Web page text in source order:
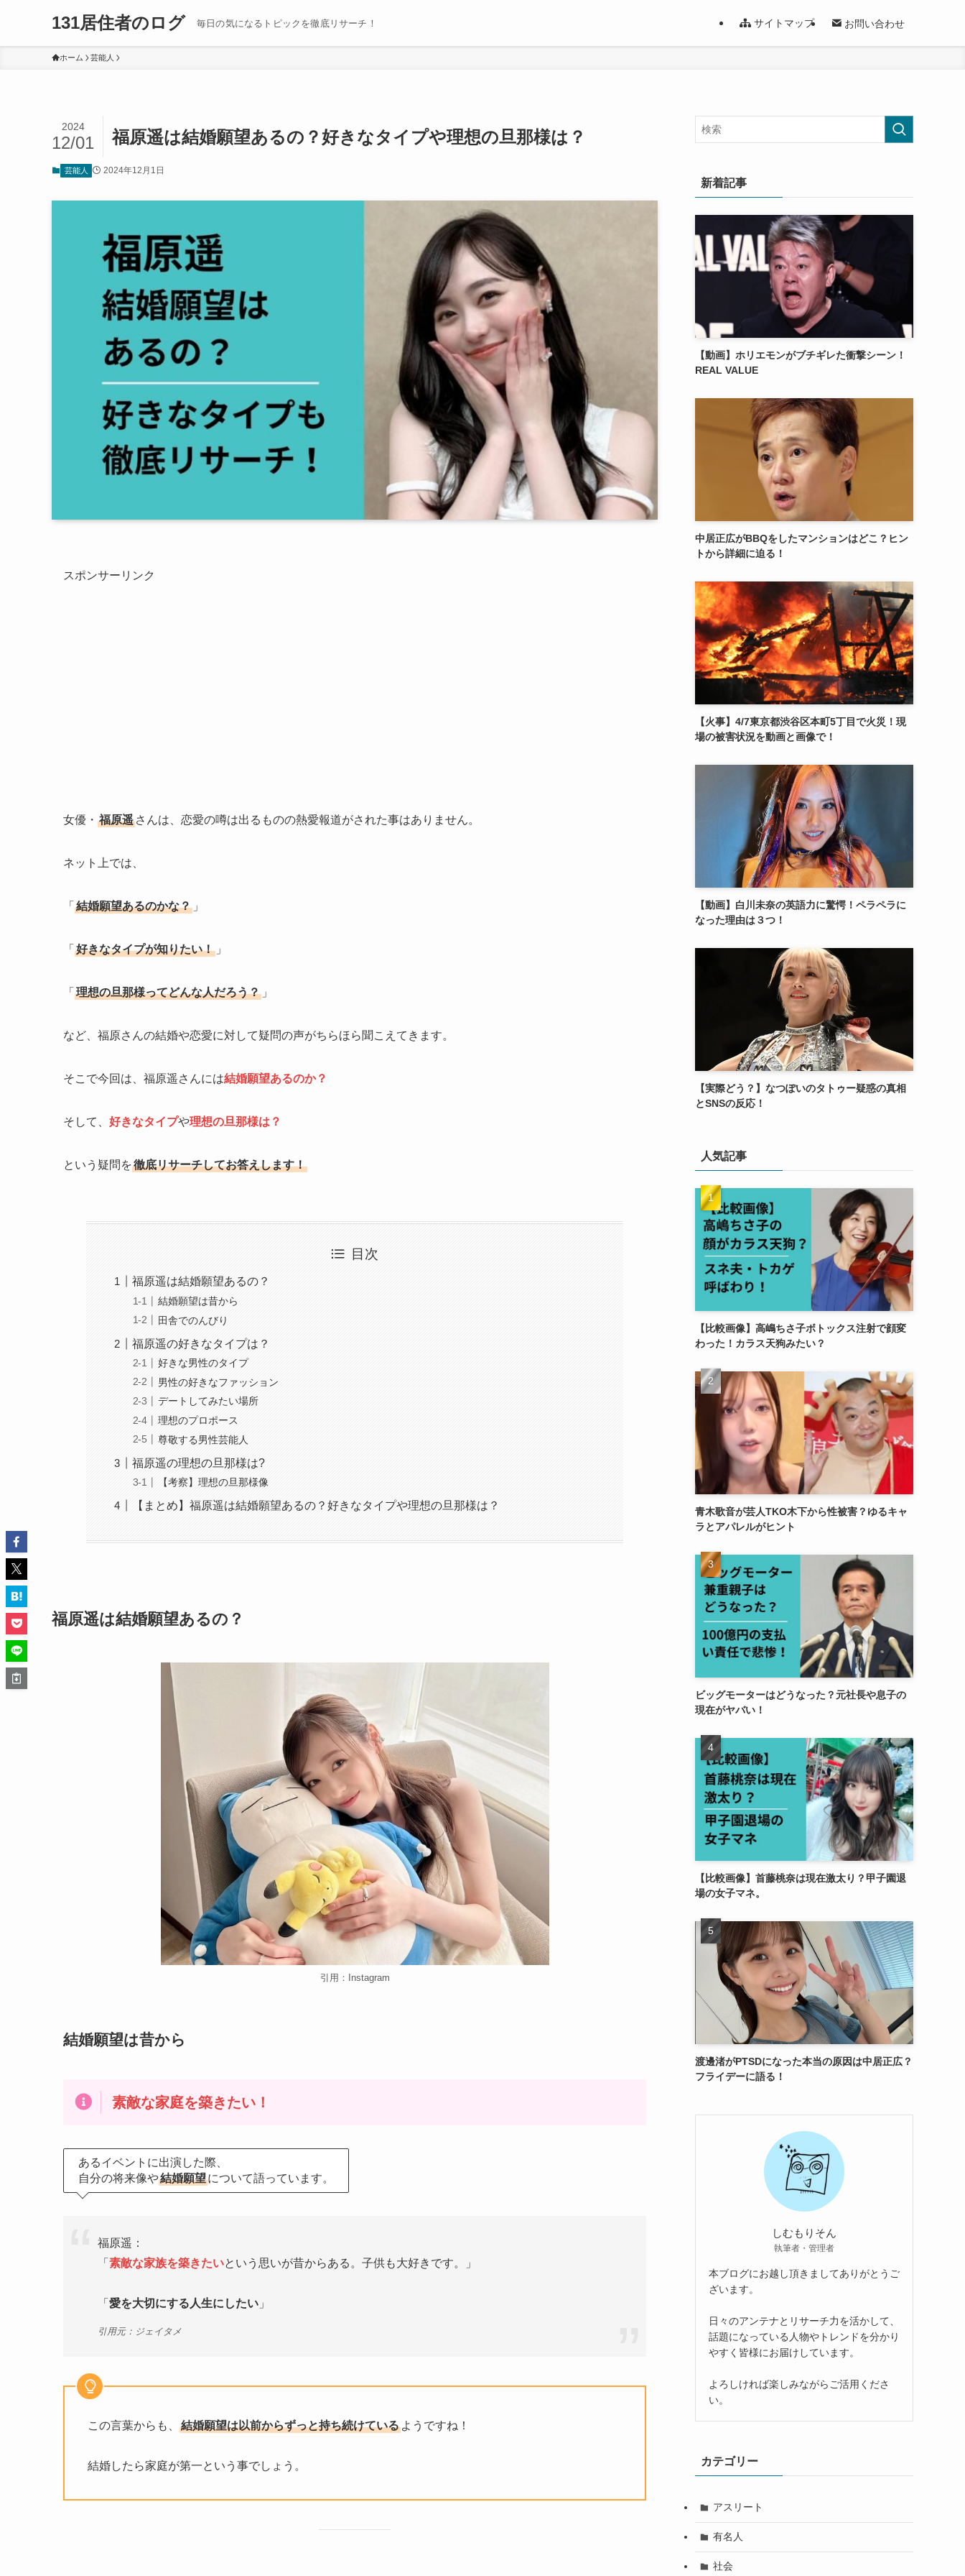
131居住者のログ 毎日の気になるトピックを徹底リサーチ！ サイトマップ お問い合わせ
ホーム 芸能人
福原遥は結婚願望あるの？好きなタイプや理想の旦那様は？
2024
12/01
芸能人 2024年12月1日
スポンサーリンク
女優・ 福原遥 さんは、恋愛の噂は出るものの熱愛報道がされた事はありません。
ネット上では、
「 結婚願望あるのかな？ 」
「 好きなタイプが知りたい！ 」
「 理想の旦那様ってどんな人だろう？ 」
など、福原さんの結婚や恋愛に対して疑問の声がちらほら聞こえてきます。
そこで今回は、福原遥さんには結婚願望あるのか？
そして、 好きなタイプや理想の旦那様は？
という疑問を徹底リサーチしてお答えします！
目次
福原遥は結婚願望あるの？
結婚願望は昔から
田舎でのんびり
福原遥の好きなタイプは？
好きな男性のタイプ
男性の好きなファッション
デートしてみたい場所
理想のプロポース
尊敬する男性芸能人
福原遥の理想の旦那様は?
【考察】理想の旦那様像
【まとめ】福原遥は結婚願望あるの？好きなタイプや理想の旦那様は？
福原遥は結婚願望あるの？
引用：Instagram
結婚願望は昔から
素敵な家庭を築きたい！
あるイベントに出演した際、
自分の将来像や結婚願望について語っています。
福原遥：
「 素敵な家族を築きたいという思いが昔からある。子供も大好きです。」
「 愛を大切にする人生にしたい 」
引用元：ジェイタメ
この言葉からも、 結婚願望は以前からずっと持ち続けている ようですね！
結婚したら家庭が第一という事でしょう。
新着記事
【動画】ホリエモンがブチギレた衝撃シーン！
REAL VALUE
中居正広がBBQをしたマンションはどこ？ヒン
トから詳細に迫る！
【火事】4/7東京都渋谷区本町5丁目で火災！現
場の被害状況を動画と画像で！
【動画】白川未奈の英語力に驚愕！ペラペラに
なった理由は３つ！
【実際どう？】なつぽいのタトゥー疑惑の真相
とSNSの反応！
人気記事
【比較画像】高嶋ちさ子ボトックス注射で顔変
わった！カラス天狗みたい？
青木歌音が芸人TKO木下から性被害？ゆるキャ
ラとアパレルがヒント
ビッグモーターはどうなった？元社長や息子の
現在がヤバい！
【比較画像】首藤桃奈は現在激太り？甲子園退
場の女子マネ。
渡邊渚がPTSDになった本当の原因は中居正広？
フライデーに語る！
しむもりそん
執筆者・管理者
本ブログにお越し頂きましてありがとうご
ざいます。
日々のアンテナとリサーチ力を活かして、
話題になっている人物やトレンドを分かり
やすく皆様にお届けしています。
よろしければ楽しみながらご活用くださ
い。
カテゴリー
アスリート
有名人
社会